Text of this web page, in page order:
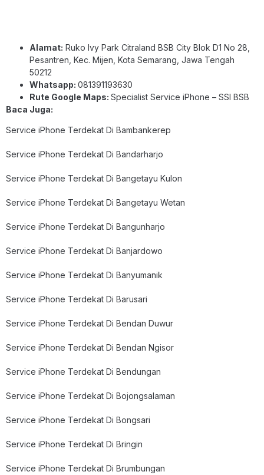
Alamat: Ruko Ivy Park Citraland BSB City Blok D1 No 28,
Pesantren, Kec. Mijen, Kota Semarang, Jawa Tengah
50212
Whatsapp: 081391193630
Rute Google Maps: Specialist Service iPhone – SSI BSB
Baca Juga:
Service iPhone Terdekat Di Bambankerep
Service iPhone Terdekat Di Bandarharjo
Service iPhone Terdekat Di Bangetayu Kulon
Service iPhone Terdekat Di Bangetayu Wetan
Service iPhone Terdekat Di Bangunharjo
Service iPhone Terdekat Di Banjardowo
Service iPhone Terdekat Di Banyumanik
Service iPhone Terdekat Di Barusari
Service iPhone Terdekat Di Bendan Duwur
Service iPhone Terdekat Di Bendan Ngisor
Service iPhone Terdekat Di Bendungan
Service iPhone Terdekat Di Bojongsalaman
Service iPhone Terdekat Di Bongsari
Service iPhone Terdekat Di Bringin
Service iPhone Terdekat Di Brumbungan